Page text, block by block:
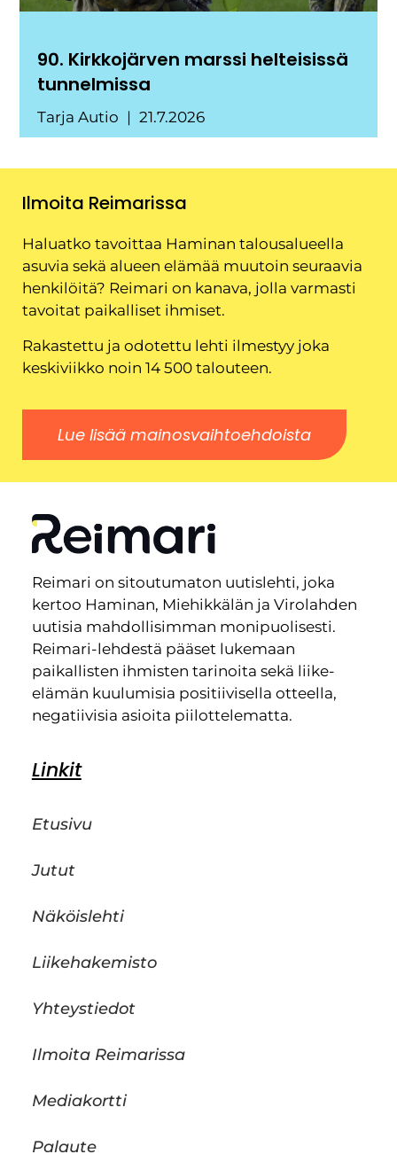
90. Kirkkojärven marssi helteisissä
tunnelmissa
Tarja Autio 21.7.2026
Ilmoita Reimarissa
Haluatko tavoittaa Haminan talousalueella
asuvia sekä alueen elämää muutoin seuraavia
henkilöitä? Reimari on kanava, jolla varmasti
tavoitat paikalliset ihmiset.
Rakastettu ja odotettu lehti ilmestyy joka
keskiviikko noin 14 500 talouteen.
Lue lisää mainosvaihtoehdoista
Reimari on sitoutumaton uutislehti, joka
kertoo Haminan, Miehikkälän ja Virolahden
uutisia mahdollisimman monipuolisesti.
Reimari-lehdestä pääset lukemaan
paikallisten ihmisten tarinoita sekä liike-
elämän kuulumisia positiivisella otteella,
negatiivisia asioita piilottelematta.
Linkit
Etusivu
Jutut
Näköislehti
Liikehakemisto
Yhteystiedot
Ilmoita Reimarissa
Mediakortti
Palaute